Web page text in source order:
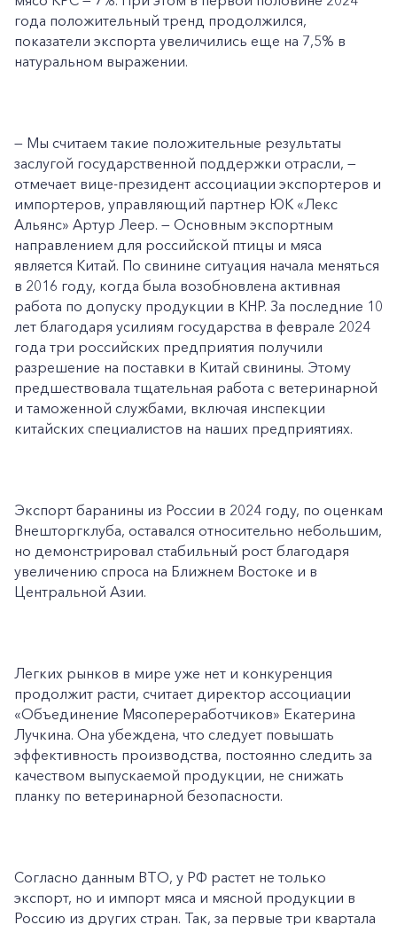
года положительный тренд продолжился,
показатели экспорта увеличились еще на 7,5% в
натуральном выражении.
— Мы считаем такие положительные результаты
заслугой государственной поддержки отрасли, —
отмечает вице-президент ассоциации экспортеров и
импортеров, управляющий партнер ЮК «Лекс
Альянс» Артур Леер. — Основным экспортным
направлением для российской птицы и мяса
является Китай. По свинине ситуация начала меняться
в 2016 году, когда была возобновлена активная
работа по допуску продукции в КНР. За последние 10
лет благодаря усилиям государства в феврале 2024
года три российских предприятия получили
разрешение на поставки в Китай свинины. Этому
предшествовала тщательная работа с ветеринарной
и таможенной службами, включая инспекции
китайских специалистов на наших предприятиях.
Экспорт баранины из России в 2024 году, по оценкам
Внешторгклуба, оставался относительно небольшим,
но демонстрировал стабильный рост благодаря
увеличению спроса на Ближнем Востоке и в
Центральной Азии.
Легких рынков в мире уже нет и конкуренция
продолжит расти, считает директор ассоциации
«Объединение Мясопереработчиков» Екатерина
Лучкина. Она убеждена, что следует повышать
эффективность производства, постоянно следить за
качеством выпускаемой продукции, не снижать
планку по ветеринарной безопасности.
Согласно данным ВТО, у РФ растет не только
экспорт, но и импорт мяса и мясной продукции в
Россию из других стран. Так, за первые три квартала